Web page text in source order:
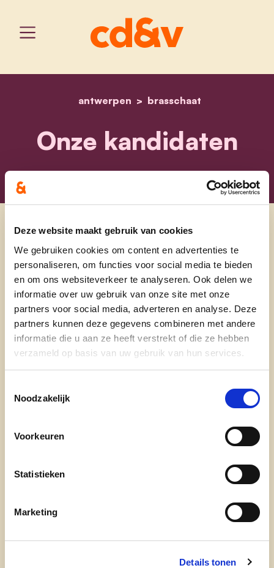
Deze website maakt gebruik van cookies
We gebruiken cookies om content en advertenties te
personaliseren, om functies voor social media te bieden
en om ons websiteverkeer te analyseren. Ook delen we
informatie over uw gebruik van onze site met onze
partners voor social media, adverteren en analyse. Deze
partners kunnen deze gegevens combineren met andere
informatie die u aan ze heeft verstrekt of die ze hebben
verzameld op basis van uw gebruik van hun services.
Noodzakelijk
Voorkeuren
Statistieken
Marketing
Details tonen
home
antwerpen brasschaat
onze kandidaten
Onze kandidaten
13 oktober trekken we naar de stembus met een
team gemotiveerde doeners die Brasschaat de
zekerheid van goed bestuur willen geven.
cd&v Brasschaat
nieuws
publicaties cd&v brasschaat